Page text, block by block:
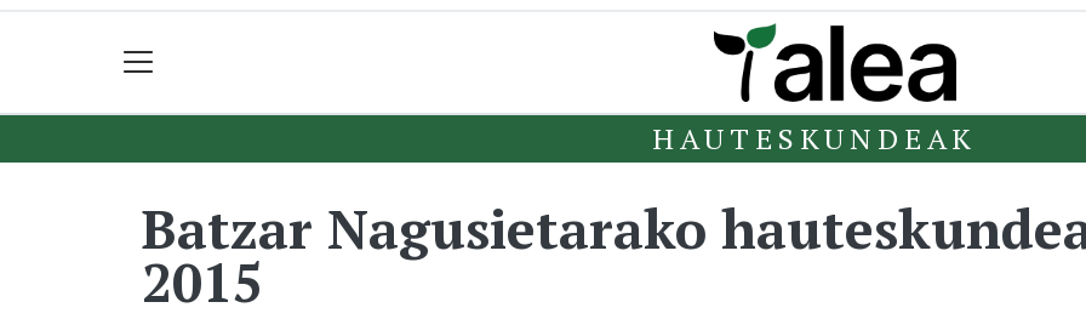
HAUTESKUNDEAK
Batzar Nagusietarako
2015